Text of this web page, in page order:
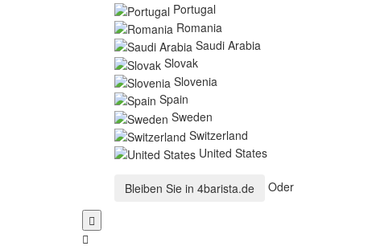
Portugal
Romania
Saudi Arabia
Slovak
Slovenia
Spain
Sweden
Switzerland
United States
Bleiben Sie in 4barista.de Oder